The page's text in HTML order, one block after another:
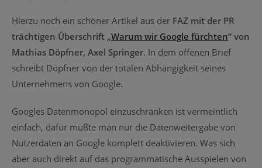
Hierzu noch ein schöner Artikel aus der FAZ mit der PR
trächtigen Überschrift „Warum wir Google fürchten“ von
Mathias Döpfner, Axel Springer. In dem offenen Brief
schreibt Döpfner von der totalen Abhängigkeit seines
Unternehmens von Google.
Googles Datenmonopol einzuschränken ist vermeintlich
einfach, dafür müßte man nur die Datenweitergabe von
Nutzerdaten an Google komplett deaktivieren. Was sich
aber auch direkt auf das programmatische Ausspielen von